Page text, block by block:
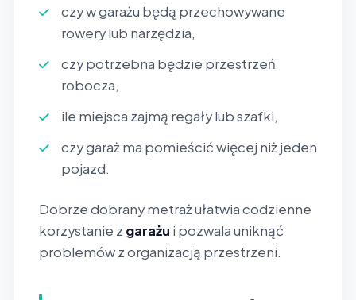
czy w garażu będą przechowywane
rowery lub narzędzia,
czy potrzebna będzie przestrzeń
robocza,
ile miejsca zajmą regały lub szafki,
czy garaż ma pomieścić więcej niż jeden
pojazd.
Dobrze dobrany metraż ułatwia codzienne
korzystanie z garażu i pozwala uniknąć
problemów z organizacją przestrzeni.